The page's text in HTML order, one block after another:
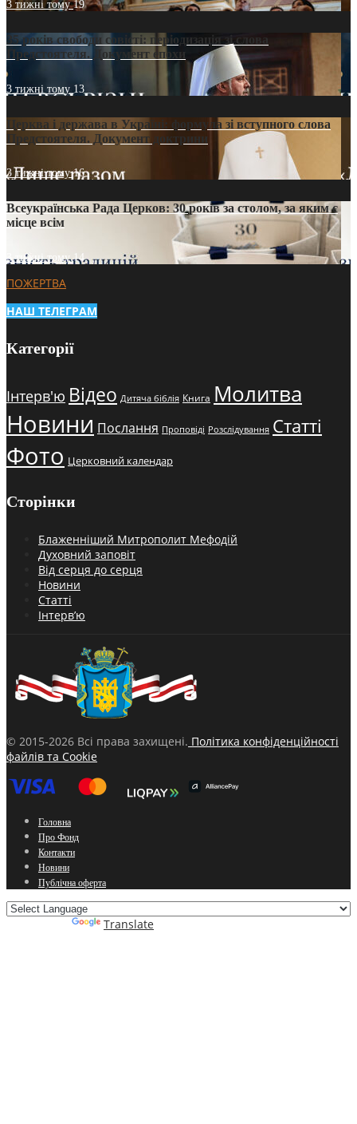
3 тижні тому19
35 років свободи совісті: періодизація зі слова
Предстоятеля. Документ епохи
3 тижні тому 13
Церква і держава в Україні: формула зі вступного слова
Предстоятеля. Документ доктрини
3 тижні тому16
Всеукраїнська Рада Церков: 30 років за столом, за яким є
місце всім
3 тижні тому14
ПОЖЕРТВА
НАШ ТЕЛЕГРАМ
Категорії
Інтерв'ю Відео Дитяча біблія Книга Молитва
Новини Послання Проповіді Розслідування Статті
Фото Церковний календар
Сторінки
Блаженніший Митрополит Мефодій
Духовний заповіт
Від серця до серця
Новини
Статті
Інтерв’ю
© 2015-2026 Всі права захищені. Політика конфіденційності
файлів та Cookie
Головна
Про Фонд
Контакти
Новини
Публічна оферта
Translate